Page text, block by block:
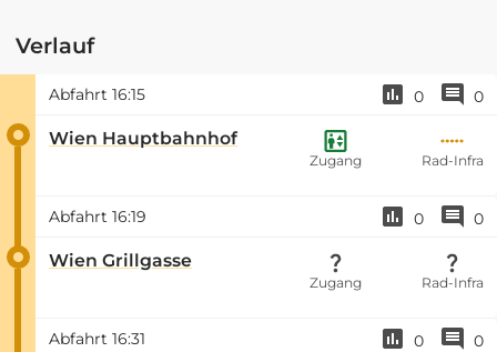
Verlauf
Abfahrt 16:15 0 0
Wien Hauptbahnhof
Zugang Rad-Infra
Abfahrt 16:19 0 0
Wien Grillgasse
Zugang Rad-Infra
Abfahrt 16:31 0 0